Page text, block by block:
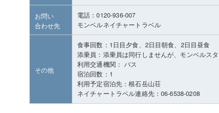
お問い
合わせ先
電話：0120-936-007
モンベルネイチャートラベル
その他
食事回数：1日目夕食、2日目朝食、2日目昼食
添乗員：添乗員は同行しませんが、モンベルス
利用交通機関： バス
宿泊回数：1
利用予定宿泊先：根石岳山荘
ネイチャートラベル連絡先：06-6538-0208